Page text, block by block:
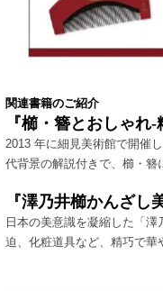
関連書籍のご紹介
『櫛・簪とおしゃれ
2013 年に細見美術館で開催
代背景の解説付きで、櫛・簪
『澤乃井櫛かんざし
日本の美意識を凝縮した「
迫、化粧道具など、精巧で華